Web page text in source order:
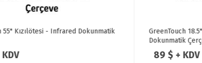
- Infrared Dokunmatik
GreenTouch 18.5"
Dokunmatik Çerçeve
89 $ + KDV